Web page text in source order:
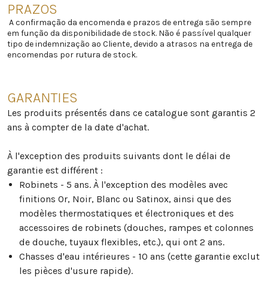
PRAZOS
A confirmação da encomenda e prazos de entrega são sempre
em função da disponibilidade de stock. Não é passível qualquer
tipo de indemnização ao Cliente, devido a atrasos na entrega de
encomendas por rutura de stock.
GARANTIES
Les produits présentés dans ce catalogue sont garantis 2
ans à compter de la date d'achat.
À l'exception des produits suivants dont le délai de
garantie est différent :
Robinets - 5 ans. À l'exception des modèles avec
finitions Or, Noir, Blanc ou Satinox, ainsi que des
modèles thermostatiques et électroniques et des
accessoires de robinets (douches, rampes et colonnes
de douche, tuyaux flexibles, etc.), qui ont 2 ans.
Chasses d'eau intérieures - 10 ans (cette garantie exclut
les pièces d'usure rapide).